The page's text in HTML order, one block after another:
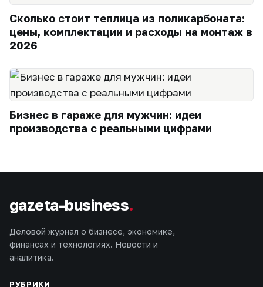
Сколько стоит теплица из поликарбоната:
цены, комплектации и расходы на монтаж в
2026
Бизнес в гараже для мужчин: идеи
производства с реальными цифрами
gazeta-business.
Деловой журнал о бизнесе, экономике,
финансах и технологиях. Новости и
аналитика.
РУБРИКИ